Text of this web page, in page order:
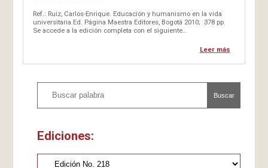
Ref.: Ruiz, Carlos-Enrique. Educación y humanismo en la vida
universitaria.Ed. Página Maestra Editores, Bogotá 2010; 378 pp.
Se accede a la edición completa con el siguiente
Humanismo-en-La-Vida-Universitaria-CER por: ANTANAS
MOCKUS S. Este atractivo libro reúne, bajo el título Educación y
humanismo…
Leer más
Buscar
Ediciones: